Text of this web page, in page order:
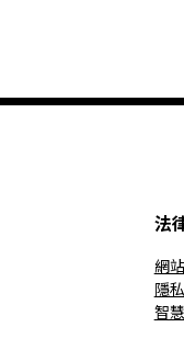
法
網
隱
智